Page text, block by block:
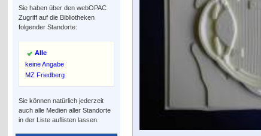
Sie haben über den webOPAC
Zugriff auf die Bibliotheken
folgender Standorte:
Alle
keine Angabe
MZ Friedberg
Sie können natürlich jederzeit
auch alle Medien aller Standorte
in der Liste auflisten lassen.